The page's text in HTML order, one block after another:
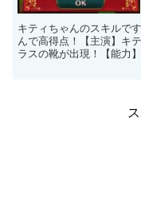
キティちゃんのスキルで
んで高得点！【主演】キ
ラスの靴が出現！【能力